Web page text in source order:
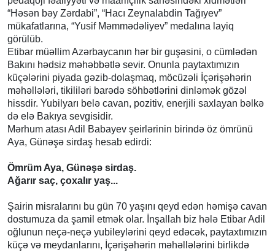
“Həsən bəy Zərdabi”, “Hacı Zeynalabdin Tağıyev”
mükafatlarına, “Yusif Məmmədəliyev” medalına layiq
görülüb.
Etibar müəllim Azərbaycanın hər bir guşəsini, o cümlədən
Bakını hədsiz məhəbbətlə sevir. Onunla paytaxtımızın
küçələrini piyada gəzib-dolaşmaq, möcüzəli İçərişəhərin
məhəllələri, tikililəri barədə söhbətlərini dinləmək gözəl
hissdir. Yubilyarı belə cavan, pozitiv, enerjili saxlayan bəlkə
də elə Bakıya sevgisidir.
Mərhum atası Adil Babayev şeirlərinin birində öz ömrünü
Aya, Günəşə sirdaş hesab edirdi:
Ömrüm Aya, Günəşə sirdaş.
Ağarır saç, çoxalır yaş...
Şairin misralarını bu gün 70 yaşını qeyd edən həmişə cavan
dostumuza da şamil etmək olar. İnşallah biz hələ Etibar Adil
oğlunun neçə-neçə yubileylərini qeyd edəcək, paytaxtımızın
küçə və meydanlarını, İçərişəhərin məhəllələrini birlikdə